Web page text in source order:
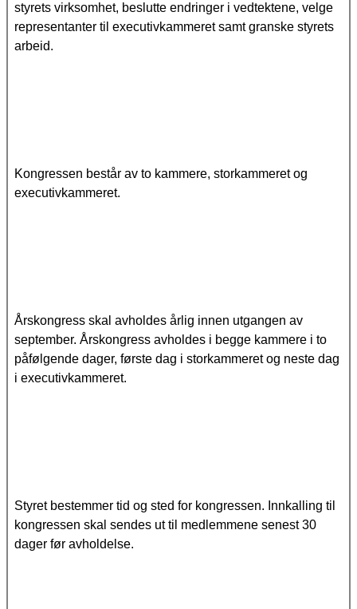
styrets virksomhet, beslutte endringer i vedtektene, velge
representanter til executivkammeret samt granske styrets
arbeid.
Kongressen består av to kammere, storkammeret og
executivkammeret.
Årskongress skal avholdes årlig innen utgangen av
september. Årskongress avholdes i begge kammere i to
påfølgende dager, første dag i storkammeret og neste dag
i executivkammeret.
Styret bestemmer tid og sted for kongressen. Innkalling til
kongressen skal sendes ut til medlemmene senest 30
dager før avholdelse.